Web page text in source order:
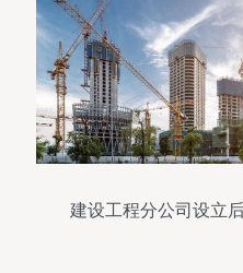
建设工程分公司设立